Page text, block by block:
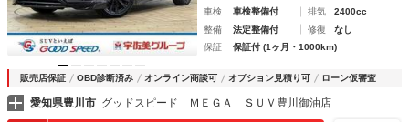
車検
車検整備付 排気
2400cc
整備
法定整備付 修復
なし
保証
保証付 (1ヶ月・1000km)
販売店保証 OBD診断済み オンライン商談可 オプション見積り可 ローン仮審査
愛知県豊川市 グッドスピード ＭＥＧＡ ＳＵＶ豊川御油店